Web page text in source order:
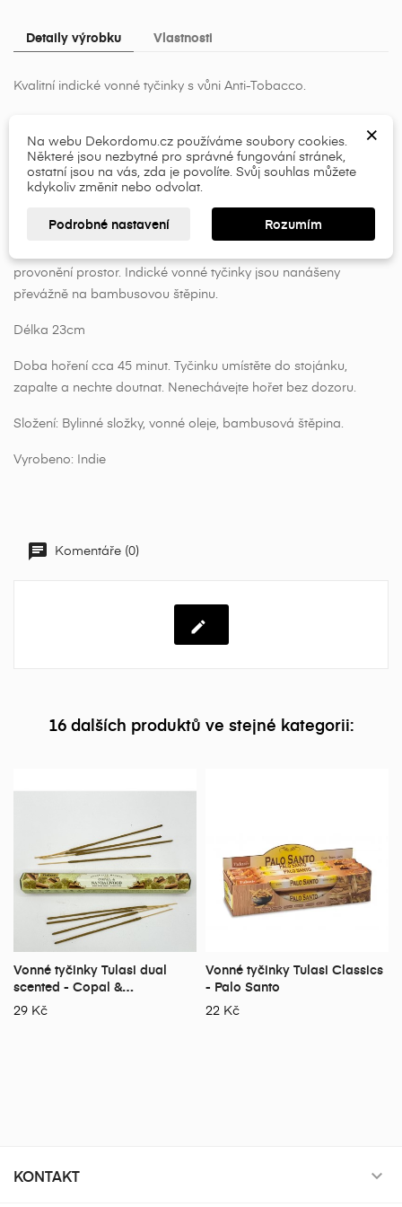
Detaily výrobku Vlastnosti
Kvalitní indické vonné tyčinky s vůni Anti-Tobacco.
uklidnění. Lidé si užívají jejich vůně již po tisíce let a jsou
vyráběny z čistě přírodních surovin. Při jejich hoření se můžete
setkat s velmi širokým spektrem vůní, od přírodního santalu,
přes květinové, ovocné, konopné, dřevité vůně, až po kořeněné
(masalové) tóny. Indické vonné tyčinky mají výraznější typ vůně
provonění prostor. Indické vonné tyčinky jsou nanášeny
převážně na bambusovou štěpinu.
Délka 23cm
Doba hoření cca 45 minut. Tyčinku umístěte do stojánku,
zapalte a nechte doutnat. Nenechávejte hořet bez dozoru.
Složení: Bylinné složky, vonné oleje, bambusová štěpina.
Vyrobeno: Indie
Komentáře (0)
16 dalších produktů ve stejné kategorii:
Vonné tyčinky Tulasi dual
scented - Copal &
Sandalwood
29 Kč
Vonné tyčinky Tulasi Classics
- Palo Santo
22 Kč
KONTAKT 
×
add_circle_outline
Vytvořit seznam přání
Název seznamu přání
Zrušit Vytvořit seznam přání
Přihlásit se
Musíte být přihlášen, abyste si mohli výrobky uložit do
svého seznamu přání.
Přihlásit se
×
Na webu Dekordomu.cz používáme soubory cookies.
Některé jsou nezbytné pro správné fungování stránek,
ostatní jsou na vás, zda je povolíte. Svůj souhlas můžete
kdykoliv změnit nebo odvolat.
Podrobné nastavení Rozumím